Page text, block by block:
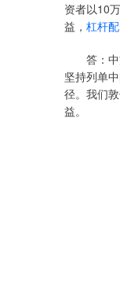
资者以10
益， 杠杆
答：中
坚持列单
径。我们
益。